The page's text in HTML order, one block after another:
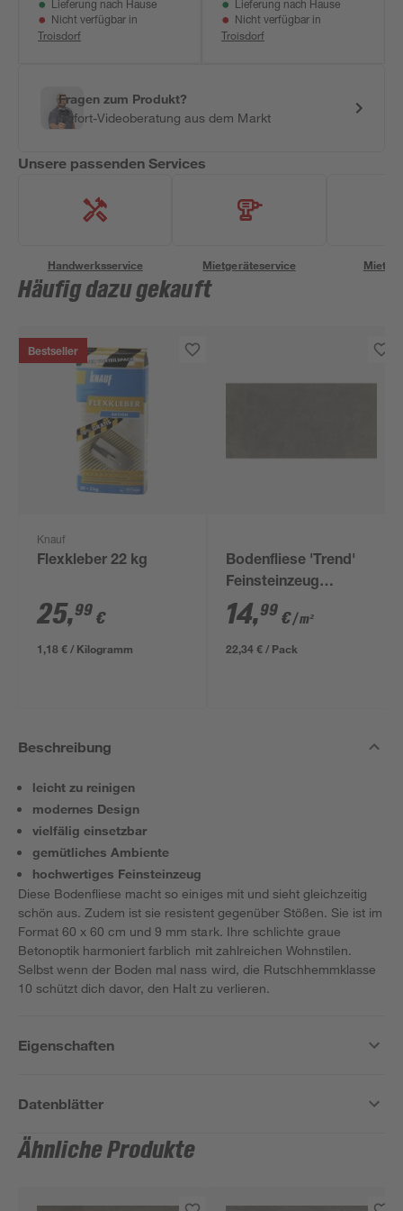
Lieferung nach Hause
Nicht verfügbar in
Troisdorf
Lieferung nach Hause
Nicht verfügbar in
Troisdorf
Fragen zum Produkt?
Sofort-Videoberatung aus dem Markt
Unsere passenden Services
Handwerksservice Mietgeräteservice
Häufig dazu gekauft
Bestseller
Knauf
Flexkleber 22 kg
25,99 €
1,18 € / Kilogramm
Bodenfliese 'Trend'
Feinsteinzeug
anthrazit 30,5 x 61 cm
14,99 €/ m²
22,34 € / Pack
Beschreibung
leicht zu reinigen
modernes Design
vielfälig einsetzbar
gemütliches Ambiente
hochwertiges Feinsteinzeug
Diese Bodenfliese macht so einiges mit und sieht gleichzeitig
schön aus. Zudem ist sie resistent gegenüber Stößen. Sie ist im
Format 60 x 60 cm und 9 mm stark. Ihre schlichte graue
Betonoptik harmoniert farblich mit zahlreichen Wohnstilen.
Selbst wenn der Boden mal nass wird, die Rutschhemmklasse
10 schützt dich davor, den Halt zu verlieren.
Eigenschaften
Datenblätter
Ähnliche Produkte